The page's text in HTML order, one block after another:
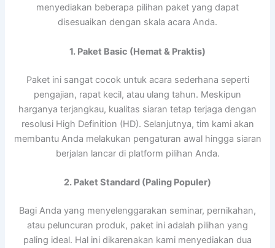
menyediakan beberapa pilihan paket yang dapat
disesuaikan dengan skala acara Anda.
1. Paket Basic (Hemat & Praktis)
Paket ini sangat cocok untuk acara sederhana seperti
pengajian, rapat kecil, atau ulang tahun. Meskipun
harganya terjangkau, kualitas siaran tetap terjaga dengan
resolusi High Definition (HD). Selanjutnya, tim kami akan
membantu Anda melakukan pengaturan awal hingga siaran
berjalan lancar di platform pilihan Anda.
2. Paket Standard (Paling Populer)
Bagi Anda yang menyelenggarakan seminar, pernikahan,
atau peluncuran produk, paket ini adalah pilihan yang
paling ideal. Hal ini dikarenakan kami menyediakan dua